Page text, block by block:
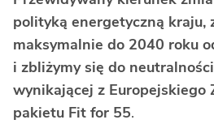
polityką energetyczną kraju,
maksymalnie do 2040 roku
i zbliżymy się do
wynikającej z Europejskiego
pakietu Fit for 55.